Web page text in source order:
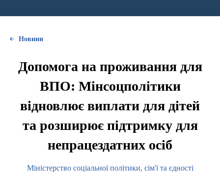
Новини
Допомога на проживання для
ВПО: Мінсоцполітики
відновлює виплати для дітей
та розширює підтримку для
непрацездатних осіб
Міністерство соціальної політики, сім'ї та єдності